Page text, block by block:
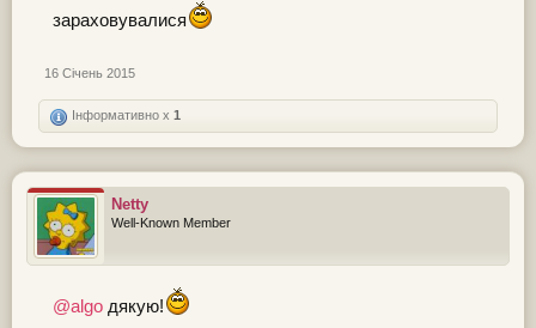
зараховувалися
16 Січень 2015
Інформативно x 1
Netty
Well-Known Member
@algo дякую!